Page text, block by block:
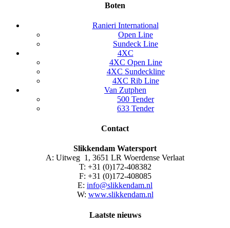
Boten
Ranieri International
Open Line
Sundeck Line
4XC
4XC Open Line
4XC Sundeckline
4XC Rib Line
Van Zutphen
500 Tender
633 Tender
Contact
Slikkendam Watersport
A: Uitweg 1, 3651 LR Woerdense Verlaat
T: +31 (0)172-408382
F: +31 (0)172-408085
E: info@slikkendam.nl
W: www.slikkendam.nl
Laatste nieuws